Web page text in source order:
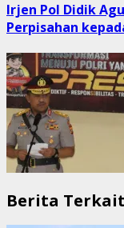
Irjen Pol Didik
Perpisahan
Berita Terkait